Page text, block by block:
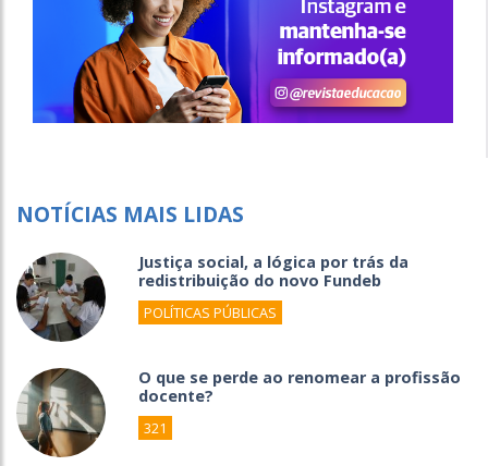
NOTÍCIAS MAIS LIDAS
Justiça social, a lógica por trás da
redistribuição do novo Fundeb
POLÍTICAS PÚBLICAS
O que se perde ao renomear a profissão
docente?
321